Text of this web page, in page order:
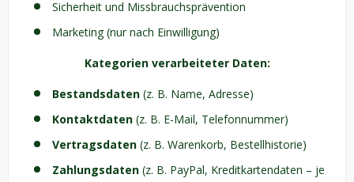
Sicherheit und Missbrauchsprävention
Marketing (nur nach Einwilligung)
Kategorien verarbeiteter Daten:
Bestandsdaten (z. B. Name, Adresse)
Kontaktdaten (z. B. E-Mail, Telefonnummer)
Vertragsdaten (z. B. Warenkorb, Bestellhistorie)
Zahlungsdaten (z. B. PayPal, Kreditkartendaten – je